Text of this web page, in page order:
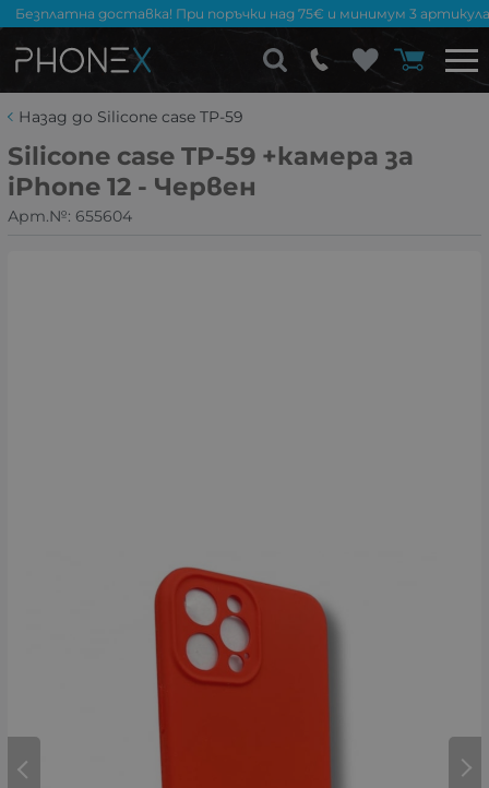
Безплатна доставка! При поръчки над 75€ и минимум 3
Назад до Silicone case TP-59
Silicone case TP-59 +камера за
iPhone 12 - Червен
Арт.№: 655604